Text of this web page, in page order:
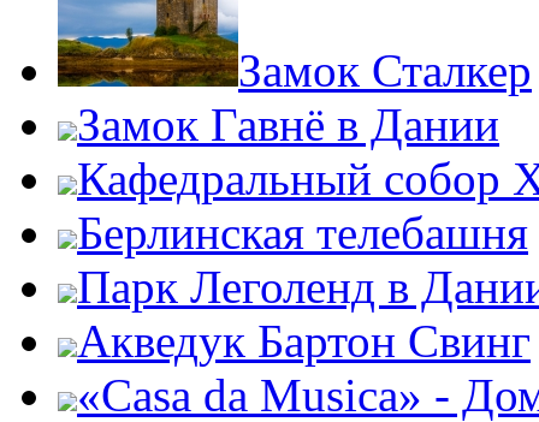
Замок Сталкер
Замок Гавнё в Дании
Кафедральный собор
Берлинская телебашня
Парк Леголенд в
Акведук Бартон Свинг
«Casa da Musica» -